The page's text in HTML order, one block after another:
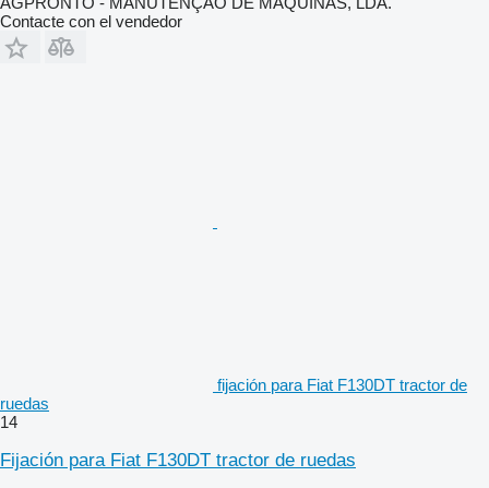
Contacte con el vendedor
fijación para Fiat F130DT tractor de
ruedas
14
Fijación para Fiat F130DT tractor de ruedas